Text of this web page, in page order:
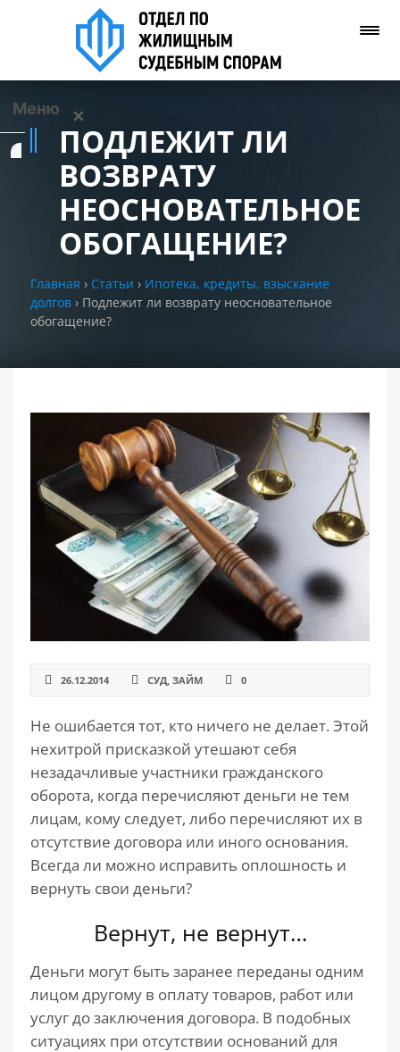
Меню ✕
Задать вопрос
(WhatsApp)
РАЗДЕЛЫ
ПОДЛЕЖИТ ЛИ
ВОЗВРАТУ
НЕОСНОВАТЕЛЬНОЕ
ОБОГАЩЕНИЕ?
Главная › Статьи › Ипотека, кредиты, взыскание
долгов › Подлежит ли возврату неосновательное
обогащение?
26.12.2014 СУД, ЗАЙМ 0
Не ошибается тот, кто ничего не делает. Этой
нехитрой присказкой утешают себя
незадачливые участники гражданского
оборота, когда перечисляют деньги не тем
лицам, кому следует, либо перечисляют их в
отсутствие договора или иного основания.
Всегда ли можно исправить оплошность и
вернуть свои деньги?
Вернут, не вернут…
Деньги могут быть заранее переданы одним
лицом другому в оплату товаров, работ или
услуг до заключения договора. В подобных
ситуациях при отсутствии оснований для